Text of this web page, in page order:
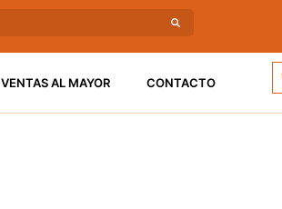
VENTAS AL MAYOR CONTACTO